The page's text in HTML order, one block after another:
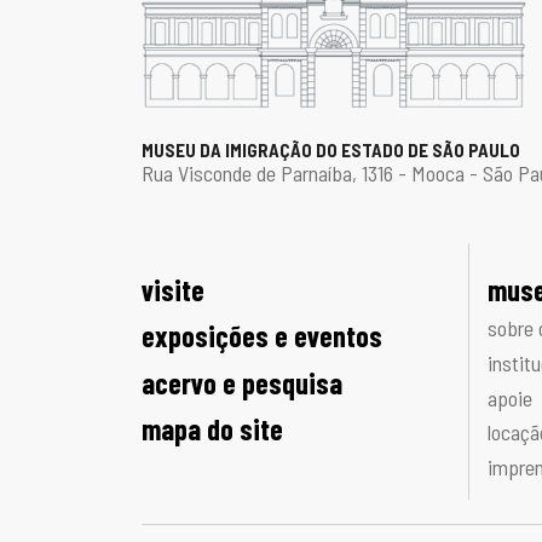
MUSEU DA IMIGRAÇÃO DO ESTADO DE SÃO PAULO
Rua Visconde de Parnaíba, 1316 - Mooca - São
visite
exposições e eventos
acervo e pesquisa
mapa do site
sobre
apoie